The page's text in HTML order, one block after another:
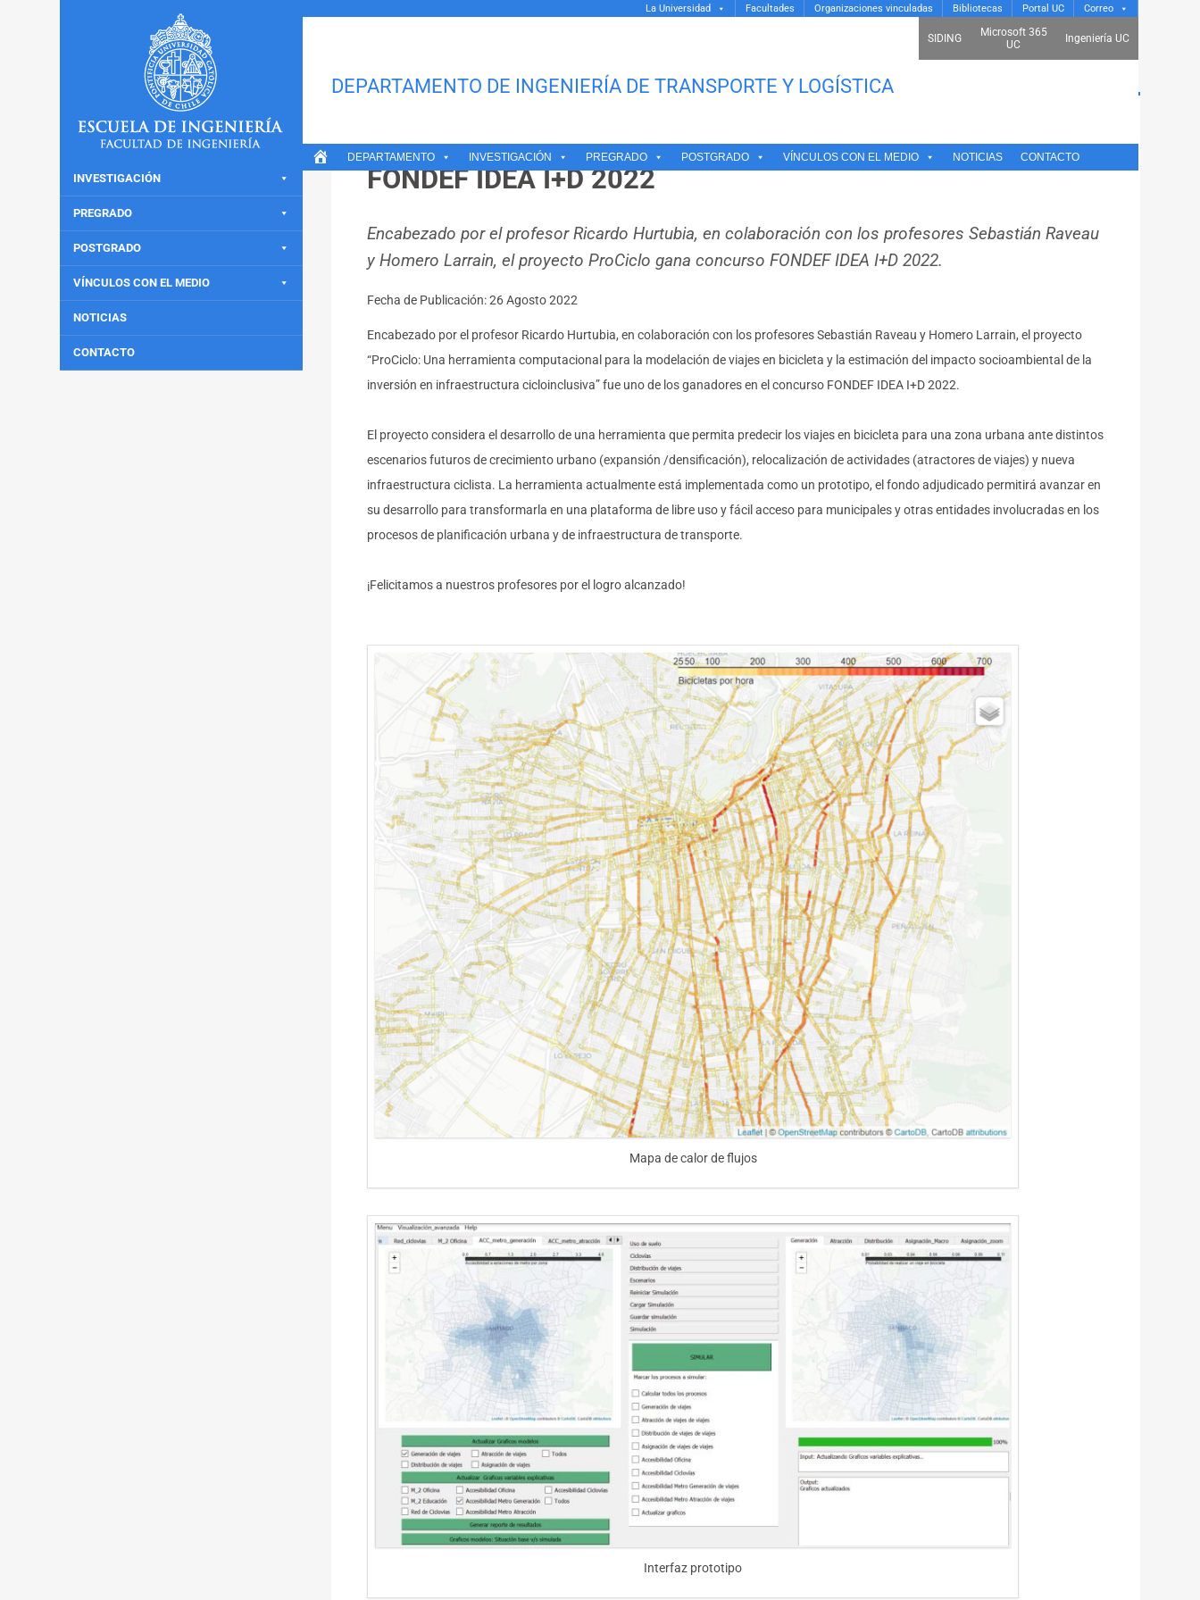
La Universidad Facultades Organizaciones vinculadas Bibliotecas Portal UC Correo
SIDING
Microsoft 365
UC
Ingeniería UC
DEPARTAMENTO DE INGENIERÍA DE TRANSPORTE Y LOGÍSTICA
DEPARTAMENTO INVESTIGACIÓN PREGRADO POSTGRADO VÍNCULOS CON EL MEDIO NOTICIAS CONTACTO
Transporte Y Logistica » Profesores Del Departamento Se Adjudican Fondef Idea Id 2022
DEPARTAMENTO
INVESTIGACIÓN
PREGRADO
POSTGRADO
VÍNCULOS CON EL MEDIO
NOTICIAS
CONTACTO
PROFESORES DEL DEPARTAMENTO SE ADJUDICAN
FONDEF IDEA I+D 2022
Encabezado por el profesor Ricardo Hurtubia, en colaboración con los profesores Sebastián Raveau
y Homero Larrain, el proyecto ProCiclo gana concurso FONDEF IDEA I+D 2022.
Fecha de Publicación: 26 Agosto 2022
Encabezado por el profesor Ricardo Hurtubia, en colaboración con los profesores Sebastián Raveau y Homero Larrain, el proyecto
“ProCiclo: Una herramienta computacional para la modelación de viajes en bicicleta y la estimación del impacto socioambiental de la
inversión en infraestructura cicloinclusiva” fue uno de los ganadores en el concurso FONDEF IDEA I+D 2022.
El proyecto considera el desarrollo de una herramienta que permita predecir los viajes en bicicleta para una zona urbana ante distintos
escenarios futuros de crecimiento urbano (expansión /densificación), relocalización de actividades (atractores de viajes) y nueva
infraestructura ciclista. La herramienta actualmente está implementada como un prototipo, el fondo adjudicado permitirá avanzar en
su desarrollo para transformarla en una plataforma de libre uso y fácil acceso para municipales y otras entidades involucradas en los
procesos de planificación urbana y de infraestructura de transporte.
¡Felicitamos a nuestros profesores por el logro alcanzado!
Mapa de calor de flujos
Interfaz prototipo